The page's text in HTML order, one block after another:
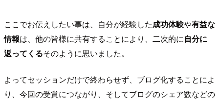
ここでお伝えしたい事は、自分が経験した成功体験や有益な
情報は、他の皆様に共有することにより、二次的に自分に
返ってくるそのように思いました。
よってセッションだけで終わらせず、ブログ化することによ
り、今回の受賞につながり、そしてブログのシェア数などの